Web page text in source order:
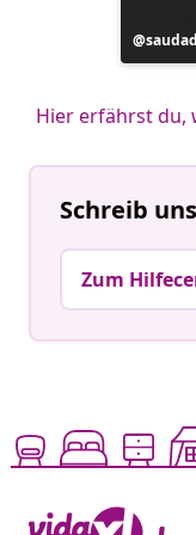
Hier erfährst du,
Schreib
Zum